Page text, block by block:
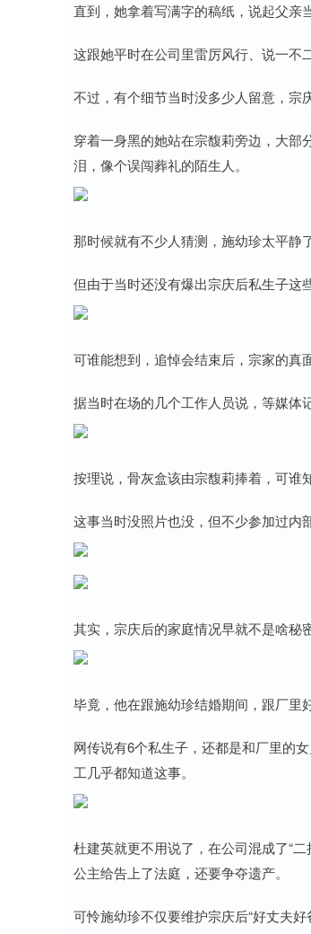
直到，她拿着写满字的稿纸，说起父亲
这跟她平时在公司里雷厉风行、说一不
不过，有个细节当时没多少人留意，宗
穿着一身黑的她站在宗馥莉旁边，大部
泪，像个误闯葬礼的陌生人。
那时候就有不少人猜测，施幼珍太平静
但由于当时还没有爆出宗庆后私生子这
可谁能想到，追悼会结束后，宗家的真
据当时在场的几个工作人员说，等媒体
按理说，骨灰盒该由宗馥莉捧着，可谁
这事当时没照片也没，但不少参加过内
其实，宗庆后的家庭情况早就不是啥秘
毕竟，他在跟施幼珍结婚期间，跟厂里
网传说有6个私生子，还都是和厂里的
工几乎都知道这事。
杜建英就更不用说了，在公司混成了“
公主给告上了法庭，还要争夺遗产。
可怜施幼珍不仅要维护宗庆后“好丈夫好